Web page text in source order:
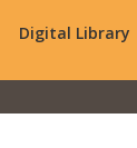
Digital Library